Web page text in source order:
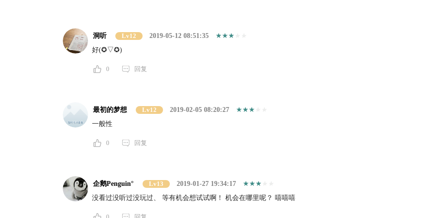
洞听 Lv12
2019-05-12 08:51:35
好(✪▽✪)
0 回复
最初的梦想 Lv12
2019-02-05 08:20:27
一般性
0 回复
企鹅Penguin° Lv13
2019-01-27 19:34:17
没看过没听过没玩过、 等有机会想试试啊！ 机会在哪里呢？ 嘻嘻嘻